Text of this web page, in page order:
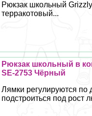
Рюкзак школьный
терpaкотовый...
Рюкзак школьный в
SE-2753 Чёрный
Лямки регулируются по
подстроиться под рост